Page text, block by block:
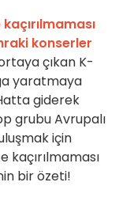
konserler
çıkan K-
yaratmaya
giderek
grubu Avrupalı
için
kaçırılmaması
bir özeti!